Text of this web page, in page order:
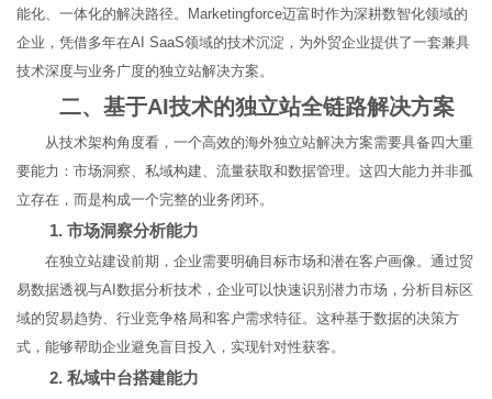
能化、一体化的解决路径。Marketingforce迈富时作为深耕数智化领域的
企业，凭借多年在AI SaaS领域的技术沉淀，为外贸企业提供了一套兼具
技术深度与业务广度的独立站解决方案。
二、基于AI技术的独立站全链路解决方案
从技术架构角度看，一个高效的海外独立站解决方案需要具备四大重
要能力：市场洞察、私域构建、流量获取和数据管理。这四大能力并非孤
立存在，而是构成一个完整的业务闭环。
1. 市场洞察分析能力
在独立站建设前期，企业需要明确目标市场和潜在客户画像。通过贸
易数据透视与AI数据分析技术，企业可以快速识别潜力市场，分析目标区
域的贸易趋势、行业竞争格局和客户需求特征。这种基于数据的决策方
式，能够帮助企业避免盲目投入，实现针对性获客。
2. 私域中台搭建能力